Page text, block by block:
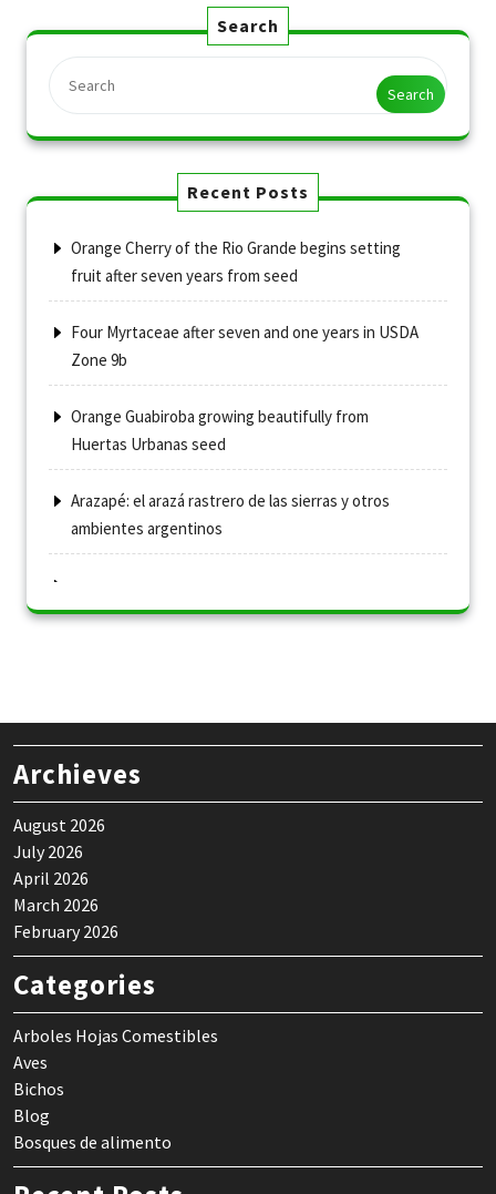
Search
Search
Recent Posts
Orange Cherry of the Rio Grande begins setting
fruit after seven years from seed
Four Myrtaceae after seven and one years in USDA
Zone 9b
Orange Guabiroba growing beautifully from
Huertas Urbanas seed
Arazapé: el arazá rastrero de las sierras y otros
ambientes argentinos
Archieves
August 2026
July 2026
April 2026
March 2026
February 2026
Categories
Arboles Hojas Comestibles
Aves
Bichos
Blog
Bosques de alimento